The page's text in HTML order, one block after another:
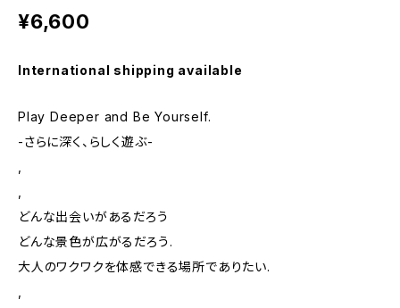
¥6,600
International shipping available
Play Deeper and Be Yourself.
-さらに深く、らしく遊ぶ-
どんな出会いがあるだろう
どんな景色が広がるだろう.
大人のワクワクを体感できる場所でありたい.